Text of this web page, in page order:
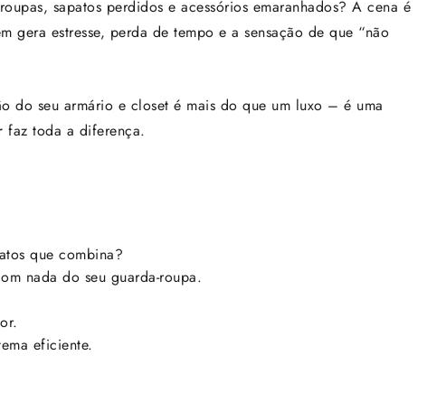
sapatos perdidos e acessórios emaranhados? A cena é
gera estresse, perda de tempo e a sensação de que “não
do seu armário e closet é mais do que um luxo – é uma
faz toda a diferença.
que combina?
nada do seu guarda-roupa.
eficiente.